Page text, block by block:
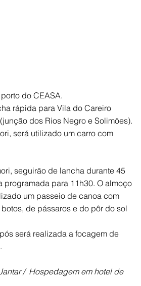
do CEASA.
rápida para Vila do Careiro
dos Rios Negro e Solimões).
será utilizado um carro com
seguirão de lancha durante 45
para 11h30. O almoço
um passeio de canoa com
de pássaros e do pôr do sol
será realizada a focagem de
/ Hospedagem em hotel de